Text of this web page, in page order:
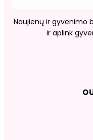
Naujienų ir gyvenimo
ir aplink